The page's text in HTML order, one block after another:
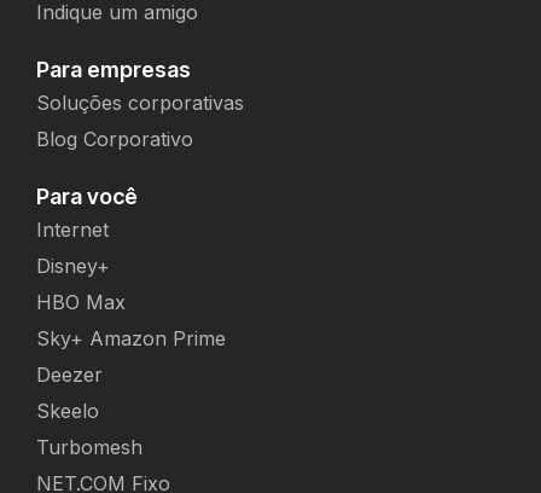
Indique um amigo
Para empresas
Soluções corporativas
Blog Corporativo
Para você
Internet
Disney+
HBO Max
Sky+ Amazon Prime
Deezer
Skeelo
Turbomesh
NET.COM Fixo